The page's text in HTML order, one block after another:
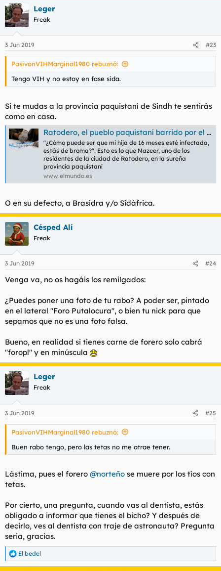
Ya me gustaría a mi tener ese don de Dios. Saber como se
pone una lavadora, hacer la cama cambiando las sábanas para
estar fresquita y tener “amigas de verdad” como ellas.
cremas francesas que usan, además de depilaciones láser,
esteticiens y depilaciones especiales de entrecejo.
Conste que es un tema espinoso, no sabría decirte si me siento
un hombre, no sé qué es sentirse un hombre, la verdad. Sé que
probablemente siempre fui demasiado beta para sentir esa
hombría. No sé.
Después llegó la época de chuzarme como Barnie Gumble,
ofrecer hostias a diestro y siniestro, y enseñar el nardo a todo
el pueblo. Joder, como Ronda Rousey, y mi parte exhibicionista
es Pamela Anderson. Soy mujer.
Leger
Freak
3 Jun 2019 #23
PasivonVIHMarginal1980 rebuznó:
Tengo VIH y no estoy en fase sida.
Si te mudas a la provincia paquistaní de Sindh te sentirás
como en casa.
Ratodero, el pueblo paquistaní barrido por el VIH en poco más de un mes
"¿Cómo puede ser que mi hija de 16 meses esté infectada,
estás de broma?". Esto es lo que Nazeer, uno de los
residentes de la ciudad de Ratodero, en la sureña
provincia paquistaní
www.elmundo.es
O en su defecto, a Brasidra y/o Sidáfrica.
Césped Alí
Freak
3 Jun 2019 #24
Venga va, no os hagáis los remilgados:
¿Puedes poner una foto de tu rabo? A poder ser, pintado
en el lateral "Foro Putalocura", o bien tu nick para que
sepamos que no es una foto falsa.
Bueno, en realidad si tienes carne de forero solo cabrá
"foropl" y en minúscula
Leger
Freak
3 Jun 2019 #25
PasivonVIHMarginal1980 rebuznó:
Buen rabo tengo, pero las tetas no me atrae tener.
Lástima, pues el forero @norteño se muere por los tíos con
tetas.
Por cierto, una pregunta, cuando vas al dentista, estás
obligado a informar que tienes el bicho? Y después de
decirlo, ves al dentista con traje de astronauta? Pregunta
seria, gracias.
R
e
El bedel